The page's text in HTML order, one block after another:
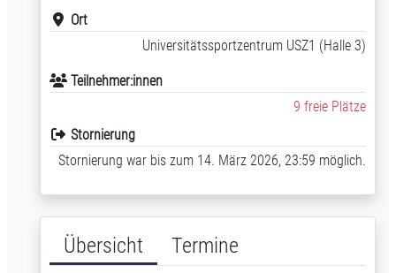
Übersicht Termine
Ort
Universitätssportzentrum USZ1 (Halle 3)
Teilnehmer:innen
9 freie Plätze
Stornierung
Stornierung war bis zum 14. März 2026, 23:59 möglich.